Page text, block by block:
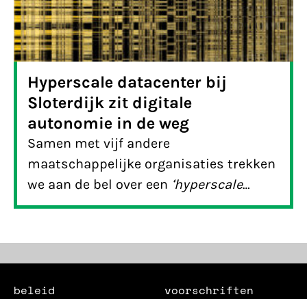
Hyperscale datacenter bij
Sloterdijk zit digitale
autonomie in de weg
Samen met vijf andere
maatschappelijke organisaties trekken
we aan de bel over een ‘hyperscale
datacenter’– oftewel een mega
Amsterdam – die potentieel net zoveel
elektriciteit zal verbruiken als alle
Amsterdamse huishoudens samen.
beleid
voorschriften